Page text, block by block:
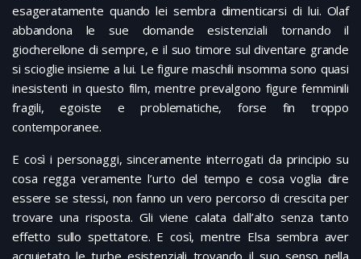
esageratamente quando lei sembra dimenticarsi di lui. Olaf
abbandona le sue domande esistenziali tornando il
giocherellone di sempre, e il suo timore sul diventare grande
si scioglie insieme a lui. Le figure maschili insomma sono quasi
inesistenti in questo film, mentre prevalgono figure femminili
fragili, egoiste e problematiche, forse fin troppo
contemporanee.
E così i personaggi, sinceramente interrogati da principio su
cosa regga veramente l’urto del tempo e cosa voglia dire
essere se stessi, non fanno un vero percorso di crescita per
trovare una risposta. Gli viene calata dall’alto senza tanto
effetto sullo spettatore. E così, mentre Elsa sembra aver
acquietato le turbe esistenziali trovando il suo senso nella